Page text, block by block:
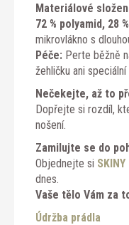
Materiálové
72 % polyamid, 28
mikrovlákno s
Péče: Perte běžně
žehličku ani speciální
Nečekejte, až to
Dopřejte si rozdíl,
nošení.
Zamilujte se do
Objednejte si
dnes.
Vaše tělo Vám za
Údržba prádla